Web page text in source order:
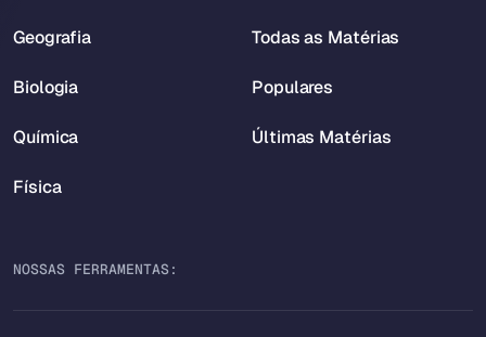
Geografia
Biologia
Química
Física
Todas as Matérias
Populares
Últimas Matérias
NOSSAS FERRAMENTAS: